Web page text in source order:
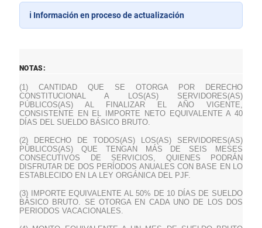
ℹ️ Información en proceso de actualización
NOTAS:
(1) CANTIDAD QUE SE OTORGA POR DERECHO
CONSTITUCIONAL A LOS(AS) SERVIDORES(AS)
PÚBLICOS(AS) AL FINALIZAR EL AÑO VIGENTE,
CONSISTENTE EN EL IMPORTE NETO EQUIVALENTE A 40
DÍAS DEL SUELDO BÁSICO BRUTO.
(2) DERECHO DE TODOS(AS) LOS(AS) SERVIDORES(AS)
PÚBLICOS(AS) QUE TENGAN MÁS DE SEIS MESES
CONSECUTIVOS DE SERVICIOS, QUIENES PODRÁN
DISFRUTAR DE DOS PERÍODOS ANUALES CON BASE EN LO
ESTABLECIDO EN LA LEY ORGÁNICA DEL PJF.
(3) IMPORTE EQUIVALENTE AL 50% DE 10 DÍAS DE SUELDO
BÁSICO BRUTO. SE OTORGA EN CADA UNO DE LOS DOS
PERIODOS VACACIONALES.